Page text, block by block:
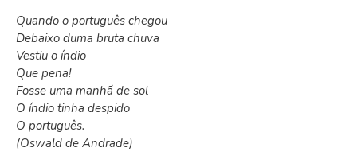
Quando o português chegou
Debaixo duma bruta chuva
Vestiu o índio
Que pena!
Fosse uma manhã de sol
O índio tinha despido
O português.
(Oswald de Andrade)